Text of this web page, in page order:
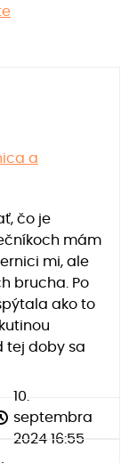
a
čo je
mám
mi, ale
brucha. Po
ako to
tej doby sa
10.
septembra
2024 16:55